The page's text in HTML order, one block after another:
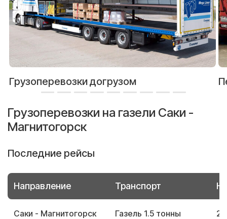
Грузоперевозки догрузом
Грузоперевозки на газели Саки -
Магнитогорск
Последние рейсы
Направление Транспорт
Саки - Магнитогорск Газель 1.5 тонны